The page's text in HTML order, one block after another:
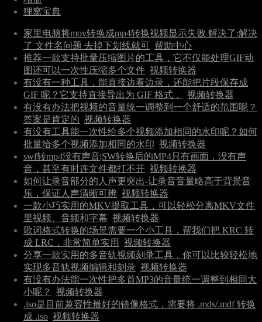
狸窝宝典
家里电脑将mov转换成mp4转换视频显示失败 解决了:解决
了 文件名问题 去掉下划线就可 帮助中心
推荐一款支持批量压缩图片的工具，它不仅能处理GIF动
图还可以一次性压缩多个文件 视频转换器
有没有一种工具，能直接边看边录，还能把片段保存成
GIF 呢？它支持直接导出为 GIF 格式，
视频转换器
有没有办法把视频的音量统一调整到一个舒适的范围呢？
答案是肯定的 视频转换器
有没有工具能一次性给多个视频添加相同的水印呢？如何
批量给多个视频添加相同的水印 视频转换器
swf转mp4没有声音|SW转换后的MP4只有画面，没有声
音，甚至有时连文件都打不开 视频转换器
如何让录音部分的人声更突出-让录音音量略高于背景音
乐，保证人声清晰可辨 视频转换器
一款小巧实用的MKV提取工具，可以轻松分离MKV文件
里视频、音频和字幕 视频转换器
歌词格式转换的场景需要一个小工具，帮我们把 KRC 转
成 LRC，非常简单实用
视频转换器
分享一款实用的多音轨视频刻录工具，你可以比较轻松地
实现多音轨视频编辑和刻录 视频转换器
有没有办法能一次性把多首MP3的音量统一调整到相同大
小呢？
视频转换器
.iso是目前兼容性最好的镜像格式，需要将 .mds/.mdf 转换
成 .iso 视频转换器